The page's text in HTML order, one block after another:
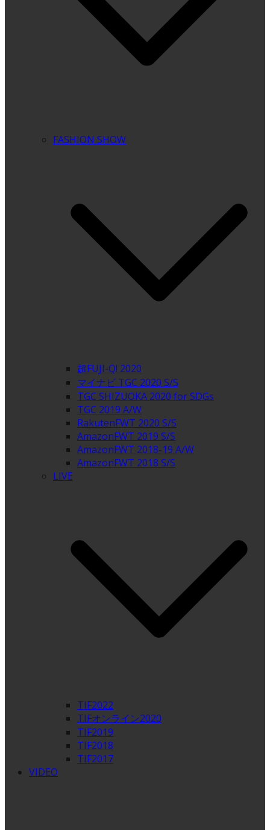
FASHION SHOW
超FUJI-Q! 2020
マイナビ TGC 2020 S/S
TGC SHIZUOKA 2020 for SDGs
TGC 2019 A/W
RakutenFWT 2020 S/S
AmazonFWT 2019 S/S
AmazonFWT 2018-19 A/W
AmazonFWT 2018 S/S
LIVE
TIF2022
TIFオンライン2020
TIF2019
TIF2018
TIF2017
VIDEO